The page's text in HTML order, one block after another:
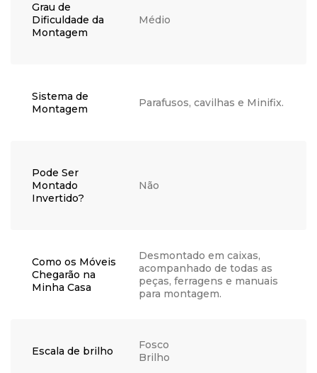
Grau de
Dificuldade da
Montagem
Médio
Sistema de
Montagem
Parafusos, cavilhas e Minifix.
Pode Ser
Montado
Invertido?
Não
Como os Móveis
Chegarão na
Minha Casa
Desmontado em caixas,
acompanhado de todas as
peças, ferragens e manuais
para montagem.
Escala de brilho
Fosco
Brilho